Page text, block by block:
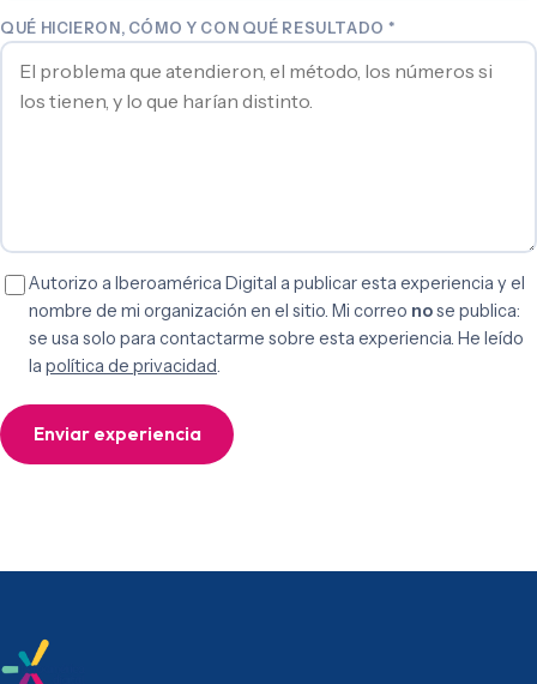
QUÉ HICIERON, CÓMO Y CON QUÉ RESULTADO *
Autorizo a Iberoamérica Digital a publicar esta experiencia y el
nombre de mi organización en el sitio. Mi correo nose publica:
se usa solo para contactarme sobre esta experiencia. He leído
la política de privacidad.
Enviar experiencia